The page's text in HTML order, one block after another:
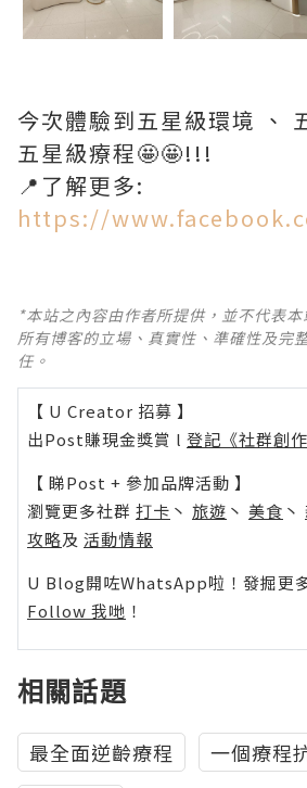
今次體驗到五星級環境 、
五星級療程🤩🤩!!!
📍了解更多:
https://
*本站之內容由作者所提供，並不代表
所有博客的立場、真實性、準確性及完
任。
【 U Creator 招募 】
出Post賺現金獎賞 l 登記《社群創
【 睇Post + 參加品牌活動 】
瀏覽更多社群 打卡 丶 旅遊 丶 美食 丶
攻略及 活動情報
U Blog開咗WhatsApp啦！發掘更
Follow 我哋 ！
相關話題
最全面逆齡療程
一個療程